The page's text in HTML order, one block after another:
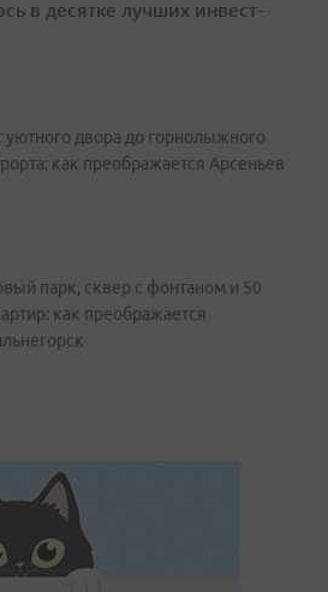
в десятке лучших инвест-
уютного двора до горнолыжного
как преображается Арсеньев
парк, сквер с фонтаном и 50
как преображается